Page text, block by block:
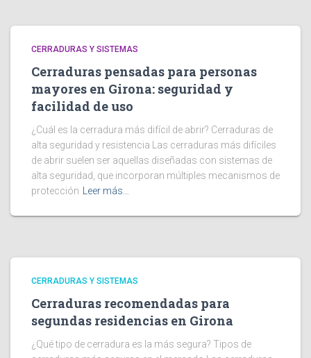
CERRADURAS Y SISTEMAS
Cerraduras pensadas para personas
mayores en Girona: seguridad y
facilidad de uso
¿Cuál es la cerradura más difícil de abrir? Cerraduras de
alta seguridad y resistencia Las cerraduras más difíciles
de abrir suelen ser aquellas diseñadas con sistemas de
alta seguridad, que incorporan múltiples mecanismos de
protección
Leer más…
CERRADURAS Y SISTEMAS
Cerraduras recomendadas para
segundas residencias en Girona
¿Qué tipo de cerradura es la más segura? Tipos de